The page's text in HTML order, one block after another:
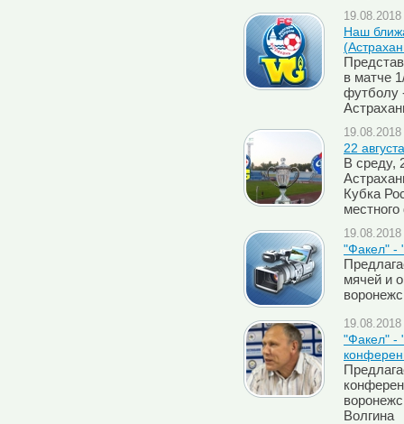
Наш
в матче
футболу
22
В среду,
Кубка
"Факел" -
мячей и
"Факел" -
Волгина